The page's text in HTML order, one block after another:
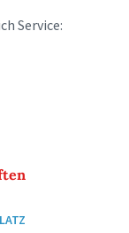
Service: